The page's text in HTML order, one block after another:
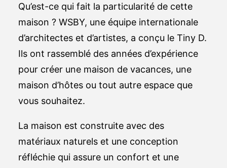
Qu’est-ce qui fait la particularité de cette
maison ? WSBY, une équipe internationale
d’architectes et d’artistes, a conçu le Tiny D.
Ils ont rassemblé des années d’expérience
pour créer une maison de vacances, une
maison d’hôtes ou tout autre espace que
vous souhaitez.
La maison est construite avec des
matériaux naturels et une conception
réfléchie qui assure un confort et une